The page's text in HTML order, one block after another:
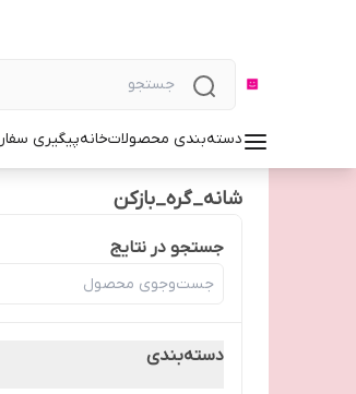
دسته‌بندی محصولاتخانهپیگیری
شانه_گره_بازکن
جستجو در نتایج
دسته‌بندی